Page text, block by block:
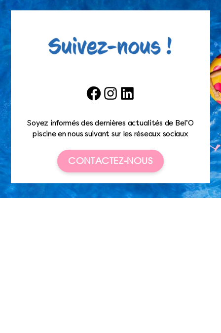
FacebookInstagramLinkedIn
Soyez informés des dernières actualités de Bel’O
piscine en nous suivant sur les réseaux sociaux
CONTACTEZ-NOUS